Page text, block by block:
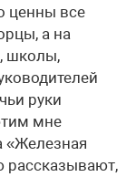
ценны все
а на
школы,
руки
мне
«Железная
рассказывают,